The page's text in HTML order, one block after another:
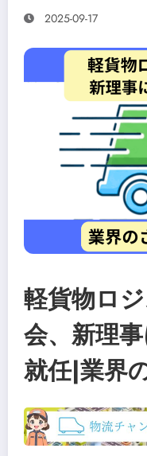
2025-09-17
軽貨物ロ
会、新理
就任|業界